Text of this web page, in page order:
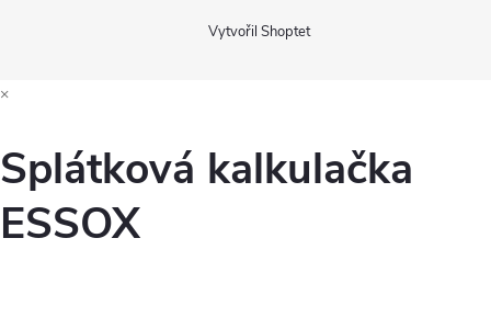
Vytvořil Shoptet
×
Splátková kalkulačka
ESSOX